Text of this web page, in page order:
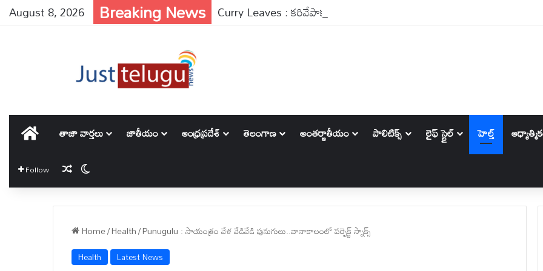
August 8, 2026 Breaking News
తాజా వార్తలు జాతీయం ఆంధ్రప్రదేశ్ తెలంగాణ అంతర్జాతీయం పాలిటిక్స్‌ లైఫ్ స్టైల్ హెల్త్
Follow Random Article
Home/Health/Punugulu : సాయంత్రం వేళ వేడివేడి పునుగులు..వానాకాలంలో పర్ఫెక్ట్ స్నాక్స్
Health Latest News